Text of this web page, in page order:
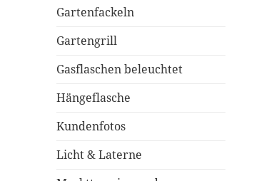
Gartenfackeln
Gartengrill
Gasflaschen beleuchtet
Hängeflasche
Kundenfotos
Licht & Laterne